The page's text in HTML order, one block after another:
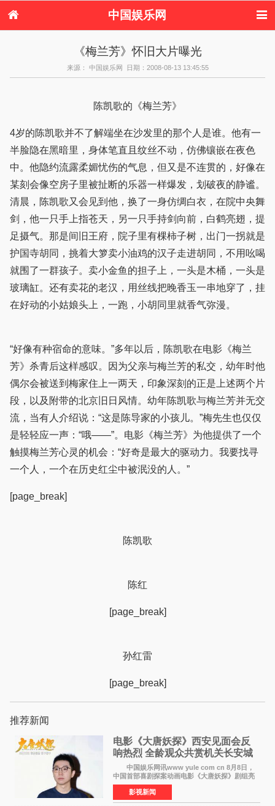
中国娱乐网
日本娱乐 韩国娱乐
音乐新闻 影视新闻
内地明星八卦
八卦
《梅兰芳》怀旧大片曝光
来源： 中国娱乐网 日期：2008-08-13 13:45:55
陈凯歌的《梅兰芳》
4岁的陈凯歌并不了解端坐在沙发里的那个人是谁。他有一
半脸隐在黑暗里，身体笔直且纹丝不动，仿佛镶嵌在夜色
中。他隐约流露柔媚忧伤的气息，但又是不连贯的，好像在
某刻会像空房子里被扯断的乐器一样爆发，划破夜的静谧。
清晨，陈凯歌又会见到他，换了一身仿绸白衣，在院中央舞
剑，他一只手上指苍天，另一只手持剑向前，白鹤亮翅，提
足摄气。那是间旧王府，院子里有棵柿子树，出门一拐就是
护国寺胡同，挑着大箩卖小油鸡的汉子走进胡同，不用吆喝
就围了一群孩子。卖小金鱼的担子上，一头是木桶，一头是
玻璃缸。还有卖花的老汉，用丝线把晚香玉一串地穿了，挂
在好动的小姑娘头上，一跑，小胡同里就香气弥漫。
“好像有种宿命的意味。”多年以后，陈凯歌在电影《梅兰
芳》杀青后这样感叹。因为父亲与梅兰芳的私交，幼年时他
偶尔会被送到梅家住上一两天，印象深刻的正是上述两个片
段，以及附带的北京旧日风情。幼年陈凯歌与梅兰芳并无交
流，当有人介绍说：“这是陈导家的小孩儿。”梅先生也仅仅
是轻轻应一声：“哦——”。电影《梅兰芳》为他提供了一个
触摸梅兰芳心灵的机会：“好奇是最大的驱动力。我要找寻
一个人，一个在历史红尘中被泯没的人。”
[page_break]
陈凯歌
陈红
[page_break]
孙红雷
[page_break]
推荐新闻
电影《大唐妖探》西安见面会反
响热烈 全龄观众共赏机关长安城
中国娱乐网讯www yule com cn 8月8日，
中国首部喜剧探案动画电影《大唐妖探》剧组亮
相西安，举办线下见面会活动。导演程腾、联合
导演黄珉、总制片人曹紫建、制片人李莹莹、领
衔声音出演雷淞然
影视新闻